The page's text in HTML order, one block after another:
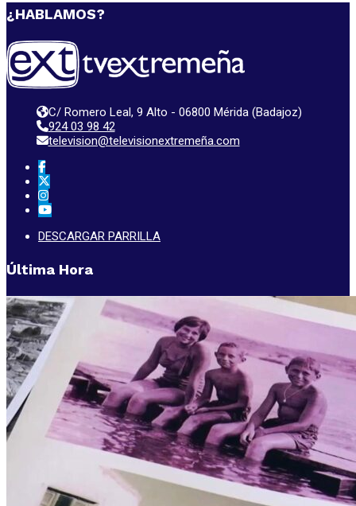
¿HABLAMOS?
C/ Romero Leal, 9 Alto - 06800 Mérida (Badajoz)
924 03 98 42
television@televisionextremeña.com
DESCARGAR PARRILLA
Última Hora